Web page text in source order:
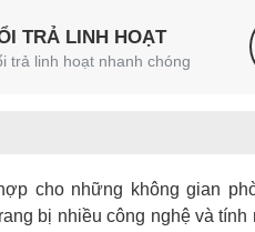
TRẢ LINH HOẠT
trả linh hoạt nhanh chóng
cho những không gian
bị nhiều công nghệ và tính